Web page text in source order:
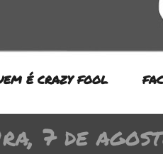
É CRAZY FOOL
7 de